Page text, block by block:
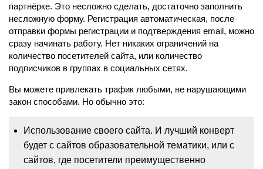
партнёрке. Это несложно сделать, достаточно заполнить
несложную форму. Регистрация автоматическая, после
отправки формы регистрации и подтверждения email, можно
сразу начинать работу. Нет никаких ограничений на
количество посетителей сайта, или количество
подписчиков в группах в социальных сетях.
Вы можете привлекать трафик любыми, не нарушающими
закон способами. Но обычно это:
Использование своего сайта. И лучший конверт
будет с сайтов образовательной тематики, или с
сайтов, где посетители преимущественно